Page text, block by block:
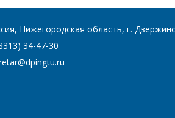
Нижегородская область, г.
34-47-30